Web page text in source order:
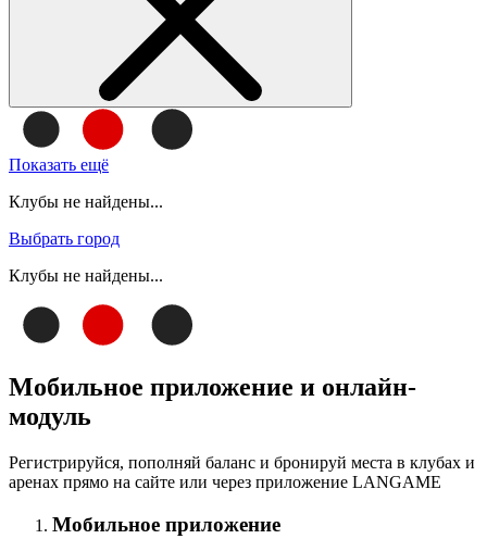
Показать ещё
Клубы не найдены...
Выбрать город
Клубы не найдены...
Мобильное приложение и онлайн-
модуль
Регистрируйся, пополняй баланс и бронируй места в клубах и
аренах прямо на сайте или через приложение LANGAME
Мобильное приложение